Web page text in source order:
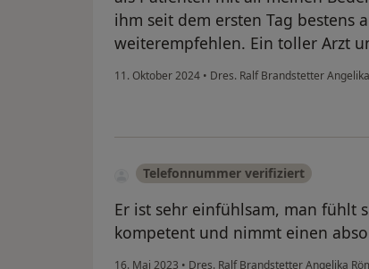
ihm seit dem ersten Tag bestens
weiterempfehlen. Ein toller Arzt
11. Oktober 2024 • Dres. Ralf Brandstetter
Telefonnummer verifiziert
Er ist sehr einfühlsam, man fühlt
kompetent und nimmt einen
16. Mai 2023 • Dres. Ralf Brandstetter Angelika